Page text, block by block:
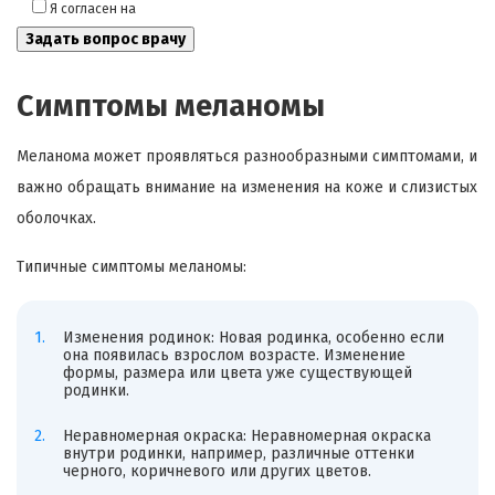
Я согласен на
Симптомы меланомы
Меланома может проявляться разнообразными симптомами, и
важно обращать внимание на изменения на коже и слизистых
оболочках.
Типичные симптомы меланомы:
Изменения родинок: Новая родинка, особенно если
она появилась взрослом возрасте. Изменение
формы, размера или цвета уже существующей
родинки.
Неравномерная окраска: Неравномерная окраска
внутри родинки, например, различные оттенки
черного, коричневого или других цветов.